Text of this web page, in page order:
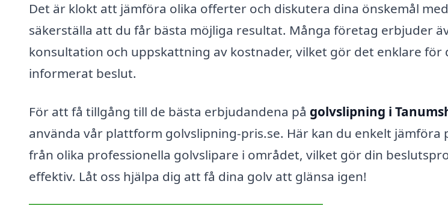
Det är klokt att jämföra olika offerter och diskutera dina önskemål
säkerställa att du får bästa möjliga resultat. Många företag erbjuder
konsultation och uppskattning av kostnader, vilket gör det enklare
informerat beslut.
För att få tillgång till de bästa erbjudandena på golvslipning i
använda vår plattform golvslipning-pris.se. Här kan du enkelt jämföra
från olika professionella golvslipare i området, vilket gör din
effektiv. Låt oss hjälpa dig att få dina golv att glänsa igen!